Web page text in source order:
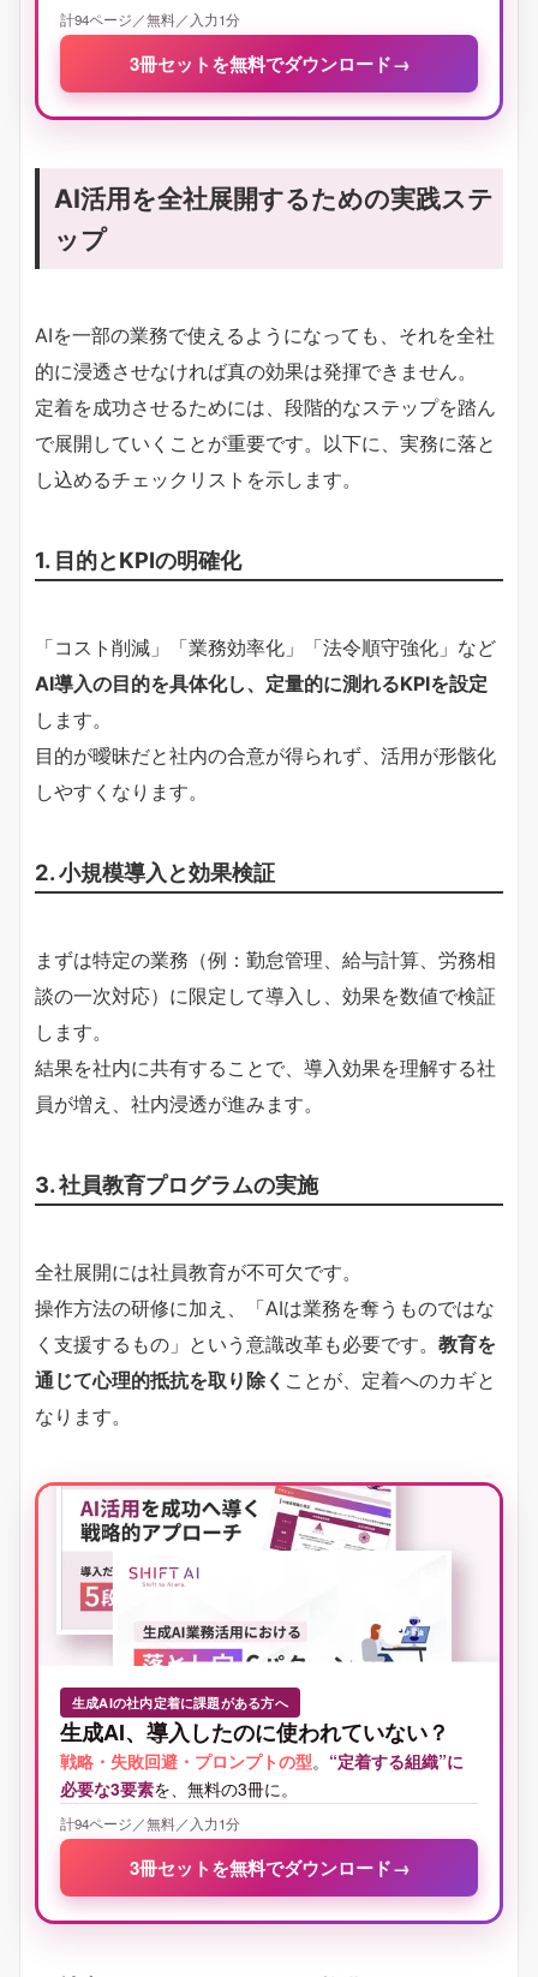
計94ページ／無料／入力1分
3冊セットを無料でダウンロード→
AI活用を全社展開するための実践ステ
ップ
AIを一部の業務で使えるようになっても、それを全社
的に浸透させなければ真の効果は発揮できません。
定着を成功させるためには、段階的なステップを踏ん
で展開していくことが重要です。以下に、実務に落と
し込めるチェックリストを示します。
1. 目的とKPIの明確化
「コスト削減」「業務効率化」「法令順守強化」など
AI導入の目的を具体化し、定量的に測れるKPIを設定
します。
目的が曖昧だと社内の合意が得られず、活用が形骸化
しやすくなります。
2. 小規模導入と効果検証
まずは特定の業務（例：勤怠管理、給与計算、労務相
談の一次対応）に限定して導入し、効果を数値で検証
します。
結果を社内に共有することで、導入効果を理解する社
員が増え、社内浸透が進みます。
3. 社員教育プログラムの実施
全社展開には社員教育が不可欠です。
操作方法の研修に加え、「AIは業務を奪うものではな
く支援するもの」という意識改革も必要です。 教育を
通じて心理的抵抗を取り除く ことが、定着へのカギと
なります。
生成AIの社内定着に課題がある方へ
生成AI、導入したのに使われていない？
戦略・失敗回避・プロンプトの型。 “定着する組織”に
必要な3要素を、無料の3冊に。
計94ページ／無料／入力1分
3冊セットを無料でダウンロード→